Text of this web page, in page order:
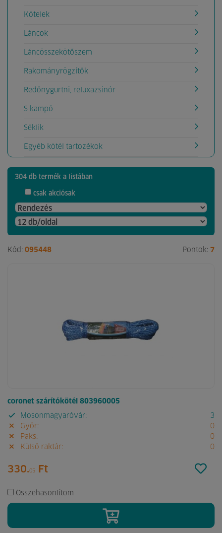
Kötelek
Láncok
Láncösszekötőszem
Rakományrögzítők
Redőnygurtni, reluxazsinór
S kampó
Séklik
Egyéb kötél tartozékok
304 db termék a listában
csak akciósak
Kód: 095448 Pontok: 7
coronet szárítókötél 803960005
Mosonmagyaróvár:
3
Győr:
0
Paks:
0
Külső raktár:
0
330.05 Ft
Összehasonlítom